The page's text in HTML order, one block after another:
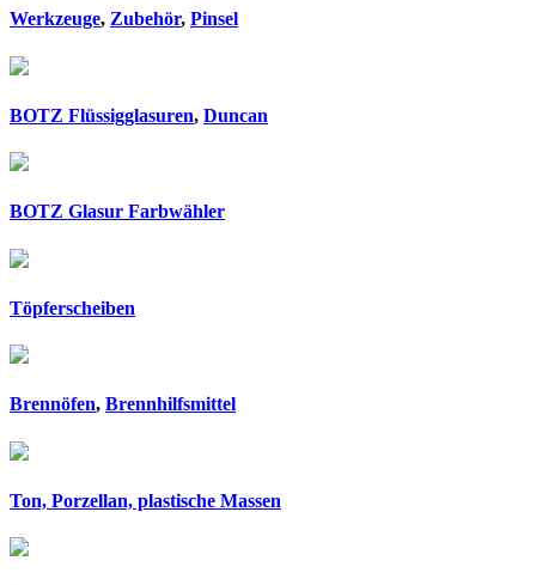
Werkzeuge, Zubehör, Pinsel
BOTZ Flüssigglasuren, Duncan
BOTZ Glasur Farbwähler
Töpferscheiben
Brennöfen, Brennhilfsmittel
Ton, Porzellan, plastische Massen